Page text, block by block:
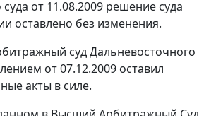
от 11.08.2009 решение суда
оставлено без изменения.
суд Дальневосточного
от 07.12.2009 оставил
акты в силе.